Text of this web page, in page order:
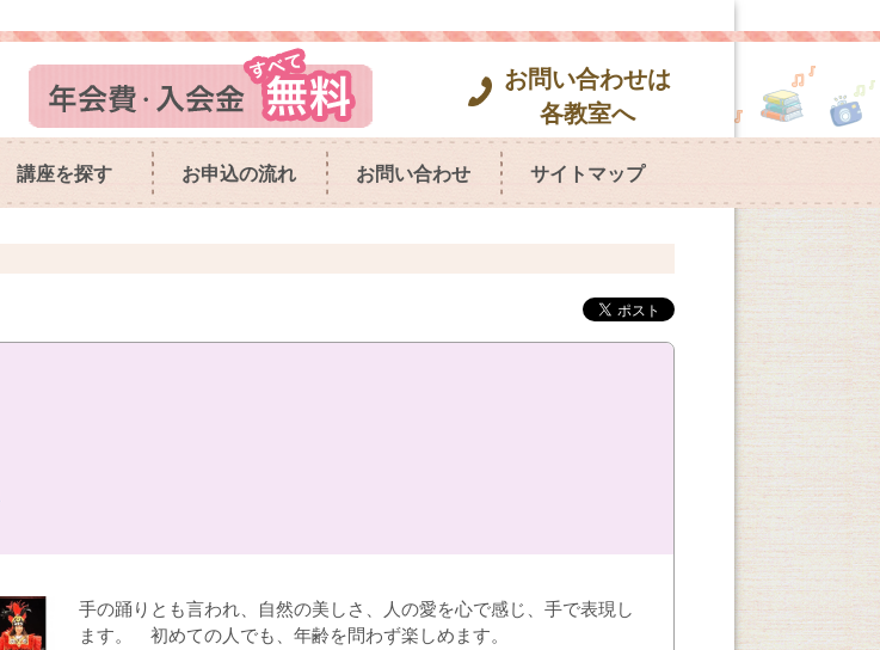
お問い合わせは
各教室へ
講座を探す お申込の流れ お問い合わせ サイトマップ
手の踊りとも言われ、自然の美しさ、人の愛を心で感じ、手で表現し
ます。 初めての人でも、年齢を問わず楽しめます。